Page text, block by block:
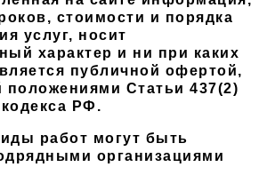
стоимости и порядка
услуг, носит
характер и ни при каких
публичной офертой,
положениями Статьи 437(2)
РФ.
работ могут быть
организациями